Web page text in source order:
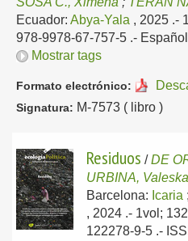
Ecuador: Abya-Yala , 2025 .-
978-9978-67-757-5 .- Español
Mostrar tags
Formato electrónico:
Signatura: M-7573 ( libro )
Residuos /DE
URBINA, Valeska
Barcelona: Icaria ;
, 2024 .- 1vol;
122278-9-5 .-